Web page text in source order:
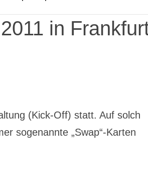
in
(Kick-Off) statt. Auf solch
sogenannte „Swap“-Karten